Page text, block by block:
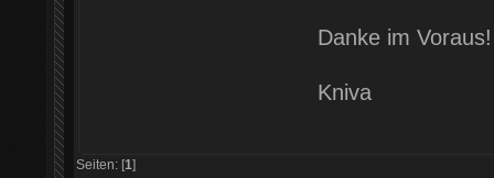
Danke im Voraus!
Kniva
Seiten: [1]